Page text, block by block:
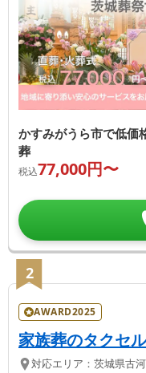
かすみがうら市で低価
葬
税込77,000円〜
2
AWARD2025
家族葬のタクセ
対応エリア： 茨城県古